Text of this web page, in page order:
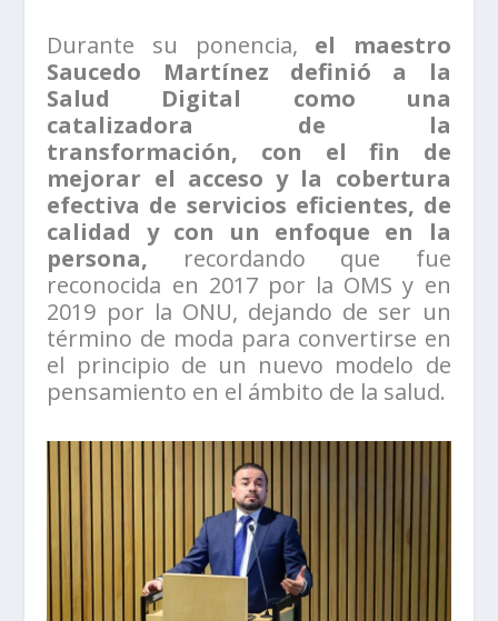
Durante su ponencia, el maestro
Saucedo Martínez definió a la
Salud Digital como una
catalizadora de la
transformación, con el fin de
mejorar el acceso y la cobertura
efectiva de servicios eficientes, de
calidad y con un enfoque en la
persona, recordando que fue
reconocida en 2017 por la OMS y en
2019 por la ONU, dejando de ser un
término de moda para convertirse en
el principio de un nuevo modelo de
pensamiento en el ámbito de la salud.